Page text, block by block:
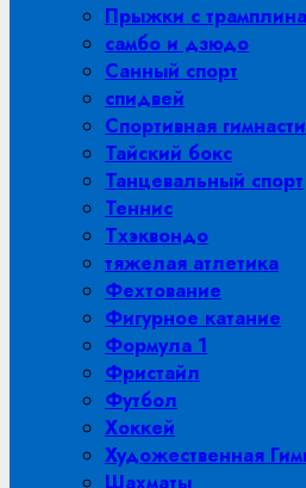
Прыжки с трамплина
самбо и дзюдо
Санный спорт
спидвей
Спортивная
Тайский бокс
Танцевальный спорт
Теннис
Тхэквондо
тяжелая атлетика
Фехтование
Фигурное катание
Формула 1
Фристайл
Футбол
Хоккей
Художественная